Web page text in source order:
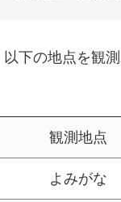
下の地点を観
観測地点
よみがな